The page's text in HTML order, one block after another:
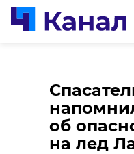
об
на лед
Мурино
06 января 2023,